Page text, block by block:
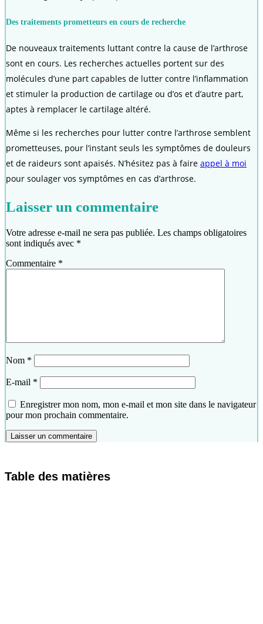
Des traitements prometteurs en cours de recherche
De nouveaux traitements luttant contre la cause de l’arthrose
sont en cours. Les recherches actuelles portent sur des
molécules d’une part capables de lutter contre l’inflammation
et stimuler la production de cartilage ou d’os et d’autre part,
aptes à remplacer le cartilage altéré.
Même si les recherches pour lutter contre l’arthrose semblent
prometteuses, pour l’instant seuls les symptômes de douleurs
et de raideurs sont apaisés. N’hésitez pas à faire appel à moi
pour soulager vos symptômes en cas d’arthrose.
Laisser un commentaire
Votre adresse e-mail ne sera pas publiée. Les champs obligatoires
sont indiqués avec *
Commentaire *
Nom *
E-mail *
Enregistrer mon nom, mon e-mail et mon site dans le navigateur
pour mon prochain commentaire.
Table des matières